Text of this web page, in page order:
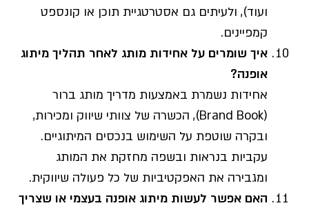
ועוד), ולעיתים גם אסטרטגיית תוכן או קונספט
קמפיינים.
איך שומרים על אחידות מותג לאחר תהליך מיתוג
אופנה?
אחידות נשמרת באמצעות מדריך מותג ברור
(Brand Book), הכשרה של צוותי שיווק ומכירות,
ובקרה שוטפת על השימוש בנכסים המיתוגיים.
עקביות בנראות ובשפה מחזקת את המותג
ומגבירה את האפקטיביות של כל פעולה שיווקית.
האם אפשר לעשות מיתוג אופנה בעצמי או שצריך